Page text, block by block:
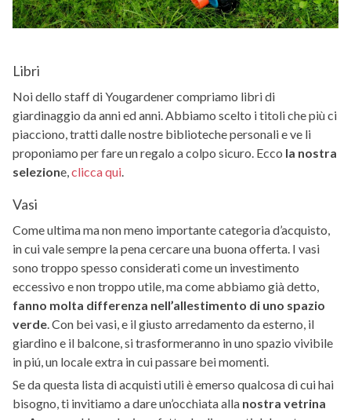
Libri
Noi dello staff di Yougardener compriamo libri di
giardinaggio da anni ed anni. Abbiamo scelto i titoli che più ci
piacciono, tratti dalle nostre biblioteche personali e ve li
proponiamo per fare un regalo a colpo sicuro. Ecco la nostra
selezione,clicca qui.
Vasi
Come ultima ma non meno importante categoria d’acquisto,
in cui vale sempre la pena cercare una buona offerta. I vasi
sono troppo spesso considerati come un investimento
eccessivo e non troppo utile, ma come abbiamo già detto,
fanno molta differenza nell’allestimento di uno spazio
verde . Con bei vasi, e il giusto arredamento da esterno, il
giardino e il balcone, si trasformeranno in uno spazio vivibile
in piú, un locale extra in cui passare bei momenti.
Se da questa lista di acquisti utili è emerso qualcosa di cui hai
bisogno, ti invitiamo a dare un’occhiata alla nostra vetrina